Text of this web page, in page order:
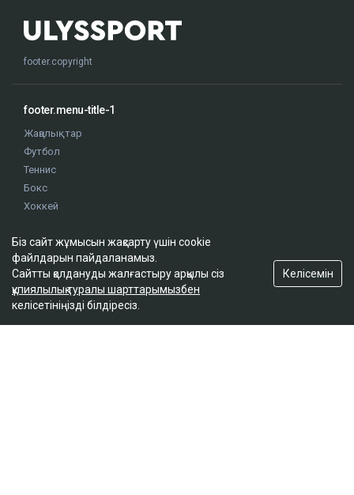
footer.copyright
footer.menu-title-1
Жаңалықтар
Футбол
Теннис
Бокс
Хоккей
Оқиғалар
Олимпиада
footer.menu-title-2
О проекте
Біз сайт жұмысын жақсарту үшін cookie
файлдарын пайдаланамыз.
Сайтты қолдануды жалғастыру арқылы сіз
құпиялылық туралы шарттарымызбен
келісетініңізді білдіресіз.
Келісемін